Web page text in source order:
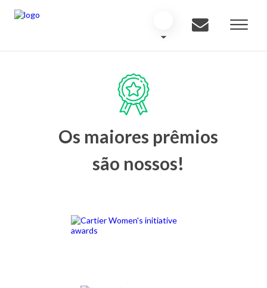
Os maiores prêmios
são nossos!